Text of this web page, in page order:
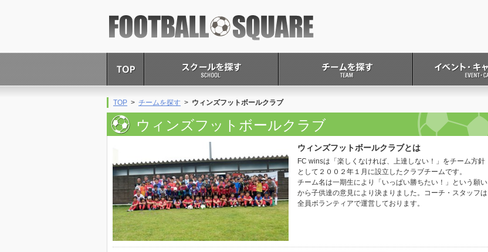
TOP > チームを探す > ウィンズフットボールクラブ
ウィンズフットボールクラブ
ウィンズフットボールクラブとは
FC winsは「楽しくなければ、上達しない！」をチーム方針
として２００２年１月に設立したクラブチームです。
チーム名は一期生により「いっぱい勝ちたい！」という願い
から子供達の意見により決まりました。コーチ・スタッフは
全員ボランティアで運営しております。